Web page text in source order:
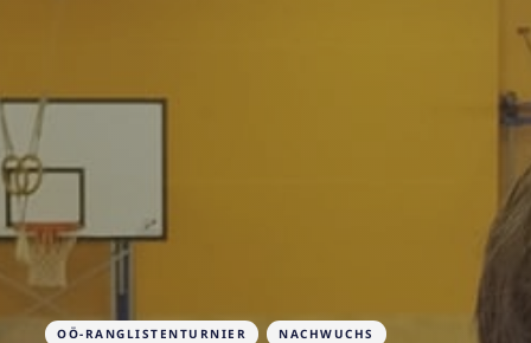
OÖ-RANGLISTENTURNIER NACHWUCHS